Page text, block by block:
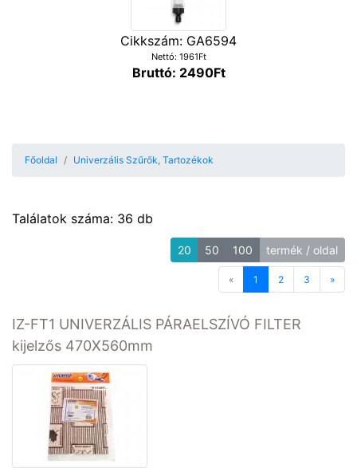
Cikkszám: GA6594
Nettó: 1961Ft
Bruttó: 2490Ft
Főoldal Univerzális Szűrők, Tartozékok
Találatok száma: 36 db
20 50 100 termék / oldal
« Previous
1 2 3 »
IZ-FT1 UNIVERZÁLIS PÁRAELSZÍVÓ FILTER
kijelzős 470X560mm